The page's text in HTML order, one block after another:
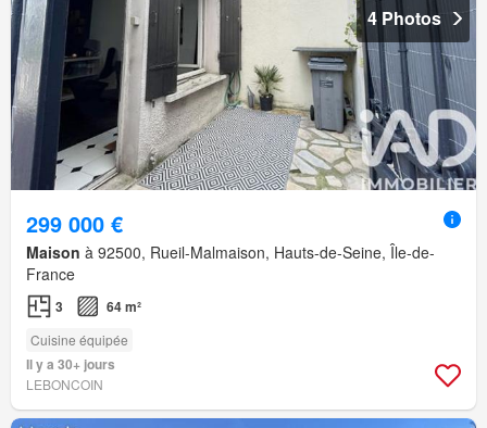
4 Photos
299 000 €
Maison à 92500, Rueil-Malmaison, Hauts-de-Seine, Île-de-
France
3 64 m²
Cuisine équipée
Il y a 30+ jours
LEBONCOIN